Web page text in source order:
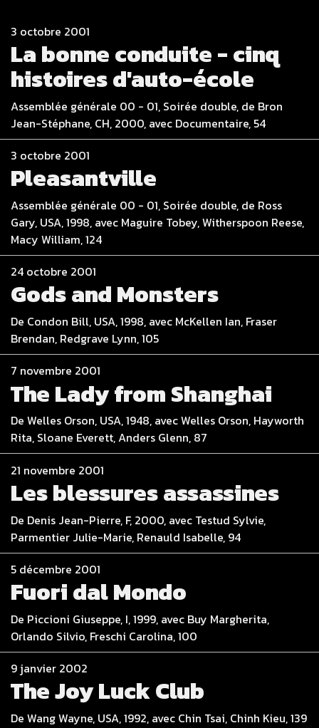
3 octobre 2001
La bonne conduite - cinq
histoires d'auto-école
Assemblée générale 00 - 01, Soirée double, de Bron
Jean-Stéphane, CH, 2000, avec Documentaire, 54
3 octobre 2001
Pleasantville
Assemblée générale 00 - 01, Soirée double, de Ross
Gary, USA, 1998, avec Maguire Tobey, Witherspoon Reese,
Macy William, 124
24 octobre 2001
Gods and Monsters
De Condon Bill, USA, 1998, avec McKellen Ian, Fraser
Brendan, Redgrave Lynn, 105
7 novembre 2001
The Lady from Shanghai
De Welles Orson, USA, 1948, avec Welles Orson, Hayworth
Rita, Sloane Everett, Anders Glenn, 87
21 novembre 2001
Les blessures assassines
De Denis Jean-Pierre, F, 2000, avec Testud Sylvie,
Parmentier Julie-Marie, Renauld Isabelle, 94
5 décembre 2001
Fuori dal Mondo
De Piccioni Giuseppe, I, 1999, avec Buy Margherita,
Orlando Silvio, Freschi Carolina, 100
9 janvier 2002
The Joy Luck Club
De Wang Wayne, USA, 1992, avec Chin Tsai, Chinh Kieu, 139